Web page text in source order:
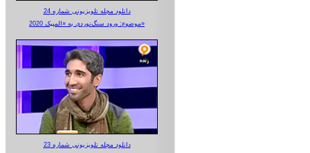
دانلود مجله تلویزیونی شماره 24
موضوع: ورود سنگ‌نوردی به «المپیک 2020»
دانلود مجله تلویزیونی شماره 23